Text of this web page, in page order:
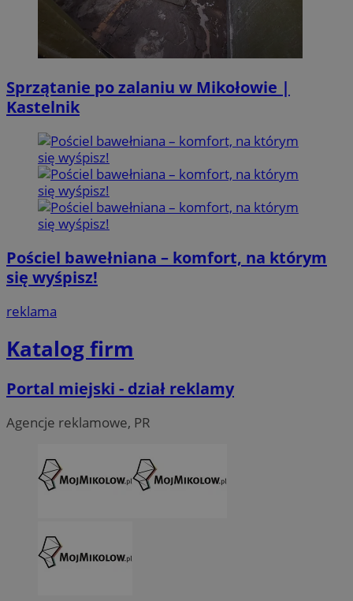
Sprzątanie po zalaniu w Mikołowie |
Kastelnik
Pościel bawełniana – komfort, na którym
się wyśpisz!
reklama
Katalog firm
Portal miejski - dział reklamy
Agencje reklamowe, PR